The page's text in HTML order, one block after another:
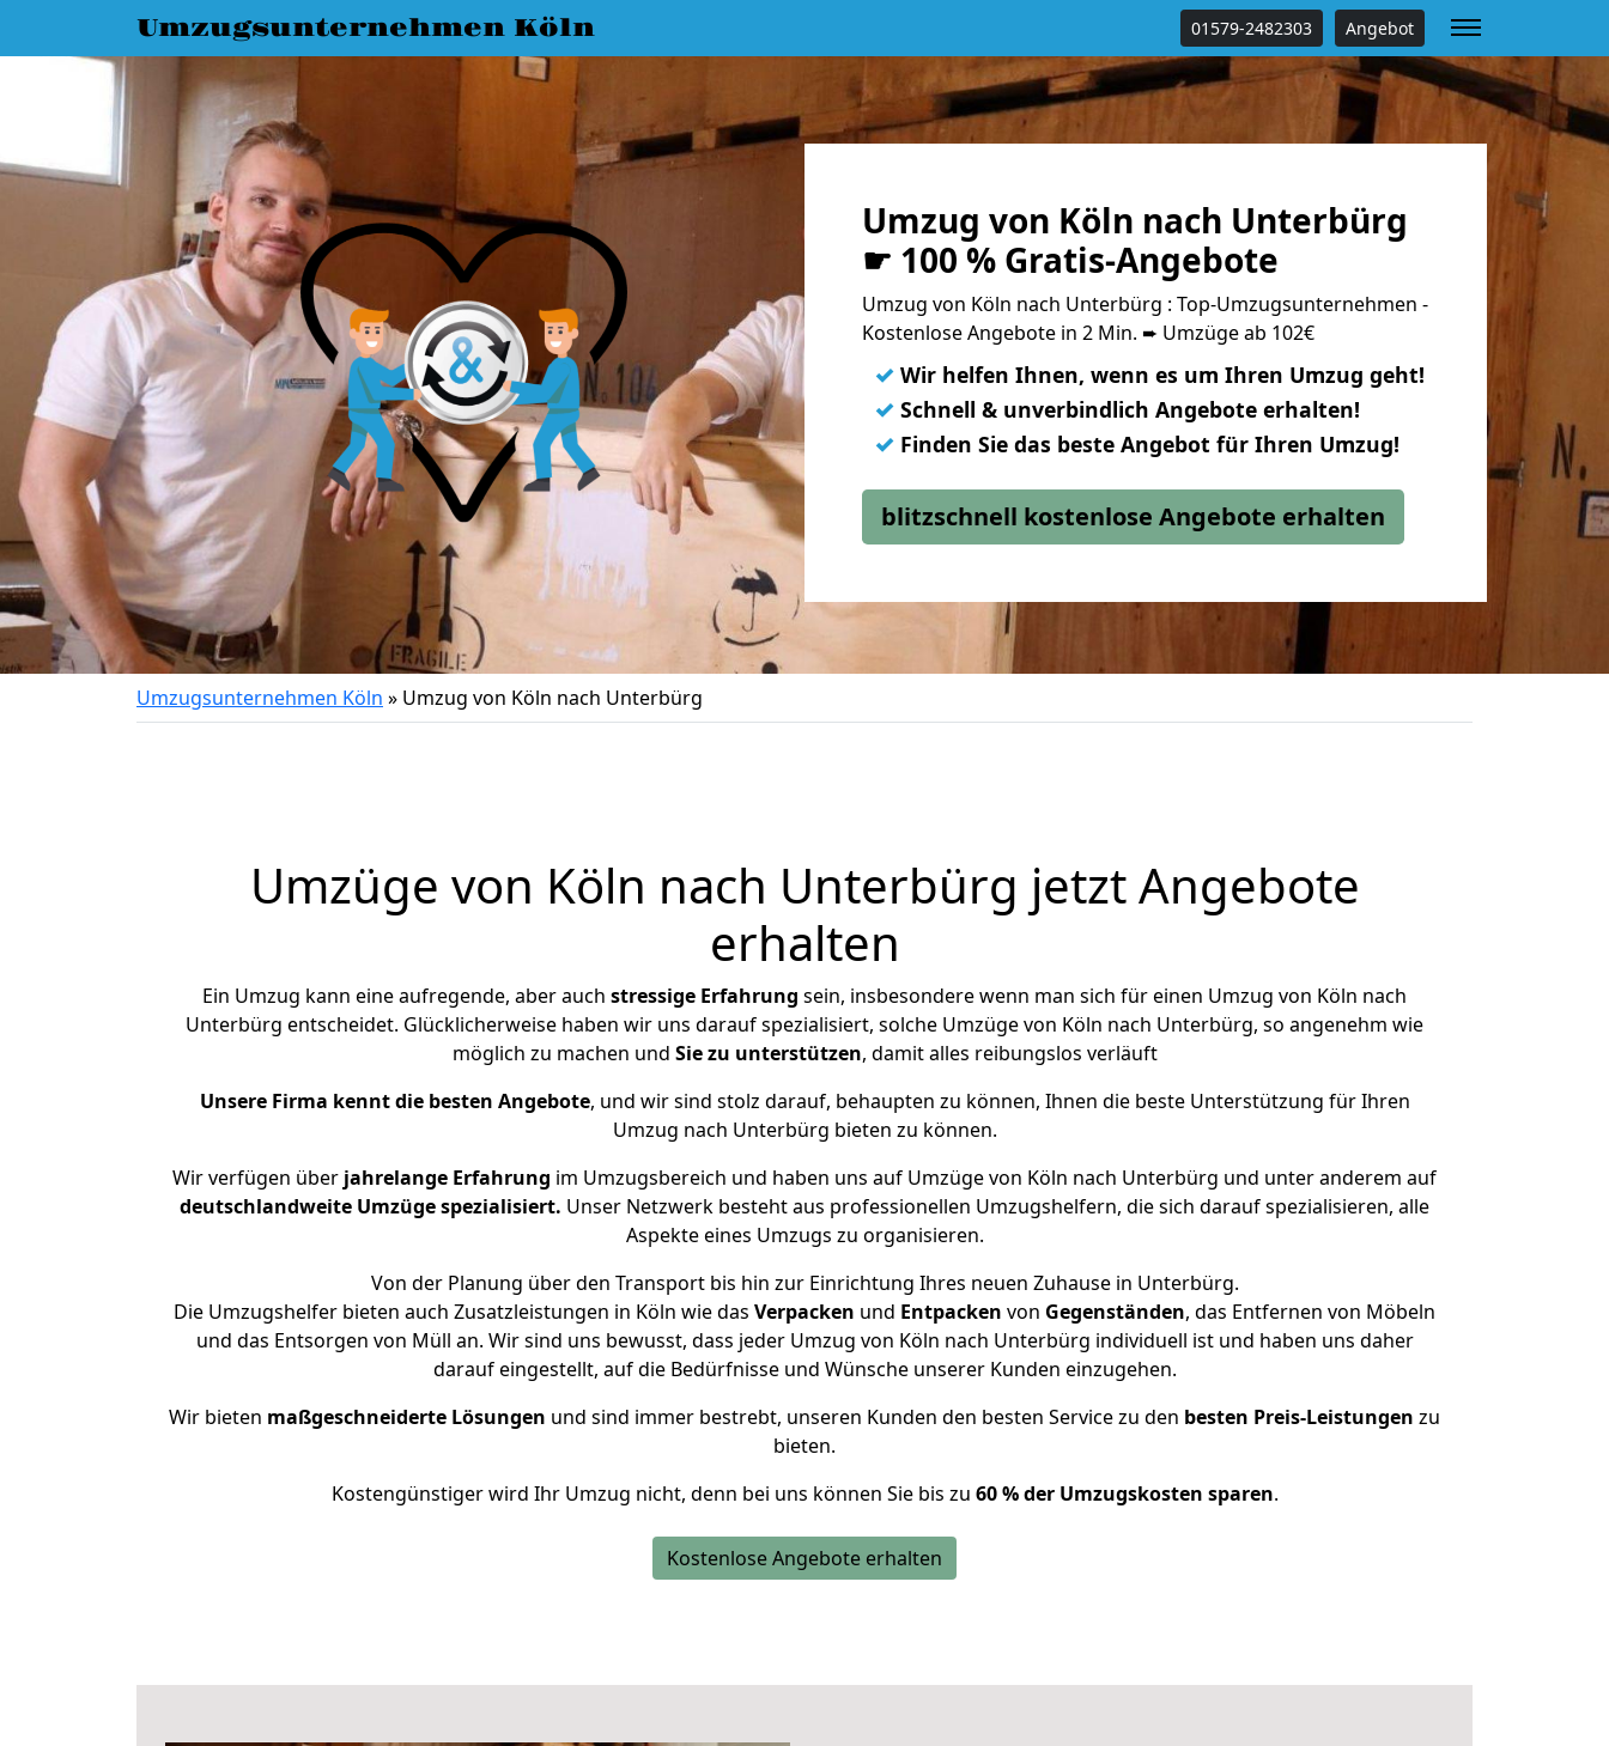
Umzugsunternehmen Köln 01579-2482303 Angebot
Umzug von Köln nach Unterbürg
☛ 100 % Gratis-Angebote
Umzug von Köln nach Unterbürg : Top-Umzugsunternehmen -
Kostenlose Angebote in 2 Min. ➨ Umzüge ab 102€
✓ Wir helfen Ihnen, wenn es um Ihren Umzug geht!
✓ Schnell & unverbindlich Angebote erhalten!
✓ Finden Sie das beste Angebot für Ihren Umzug!
blitzschnell kostenlose Angebote erhalten
Umzugsunternehmen Köln » Umzug von Köln nach Unterbürg
Umzüge von Köln nach Unterbürg jetzt Angebote
erhalten
Ein Umzug kann eine aufregende, aber auch stressige Erfahrung sein, insbesondere wenn man sich für einen Umzug von Köln nach
Unterbürg entscheidet. Glücklicherweise haben wir uns darauf spezialisiert, solche Umzüge von Köln nach Unterbürg, so angenehm wie
möglich zu machen und Sie zu unterstützen, damit alles reibungslos verläuft
Unsere Firma kennt die besten Angebote, und wir sind stolz darauf, behaupten zu können, Ihnen die beste Unterstützung für Ihren
Umzug nach Unterbürg bieten zu können.
Wir verfügen über jahrelange Erfahrung im Umzugsbereich und haben uns auf Umzüge von Köln nach Unterbürg und unter anderem auf
deutschlandweite Umzüge spezialisiert. Unser Netzwerk besteht aus professionellen Umzugshelfern, die sich darauf spezialisieren, alle
Aspekte eines Umzugs zu organisieren.
Von der Planung über den Transport bis hin zur Einrichtung Ihres neuen Zuhause in Unterbürg.
Die Umzugshelfer bieten auch Zusatzleistungen in Köln wie das Verpacken und Entpacken von Gegenständen, das Entfernen von Möbeln
und das Entsorgen von Müll an. Wir sind uns bewusst, dass jeder Umzug von Köln nach Unterbürg individuell ist und haben uns daher
darauf eingestellt, auf die Bedürfnisse und Wünsche unserer Kunden einzugehen.
Wir bieten maßgeschneiderte Lösungen und sind immer bestrebt, unseren Kunden den besten Service zu den besten Preis-Leistungen zu
bieten.
Kostengünstiger wird Ihr Umzug nicht, denn bei uns können Sie bis zu 60 % der Umzugskosten sparen.
Kostenlose Angebote erhalten